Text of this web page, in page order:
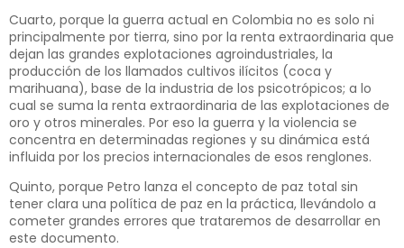
Cuarto, porque la guerra actual en Colombia no es solo ni
principalmente por tierra, sino por la renta extraordinaria que
dejan las grandes explotaciones agroindustriales, la
producción de los llamados cultivos ilícitos (coca y
marihuana), base de la industria de los psicotrópicos; a lo
cual se suma la renta extraordinaria de las explotaciones de
oro y otros minerales. Por eso la guerra y la violencia se
concentra en determinadas regiones y su dinámica está
influida por los precios internacionales de esos renglones.
Quinto, porque Petro lanza el concepto de paz total sin
tener clara una política de paz en la práctica, llevándolo a
cometer grandes errores que trataremos de desarrollar en
este documento.